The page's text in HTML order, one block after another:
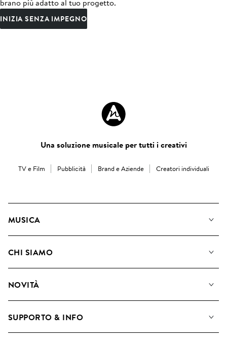
brano più adatto al tuo progetto.
INIZIA SENZA IMPEGNO
Una soluzione musicale per tutti i creativi
TV e Film Pubblicità Brand e Aziende Creatori individuali
MUSICA
Cerca
CHI SIAMO
Come utilizziamo l'intelligenza artificiale
NOVITÀ
SUPPORTO & INFO